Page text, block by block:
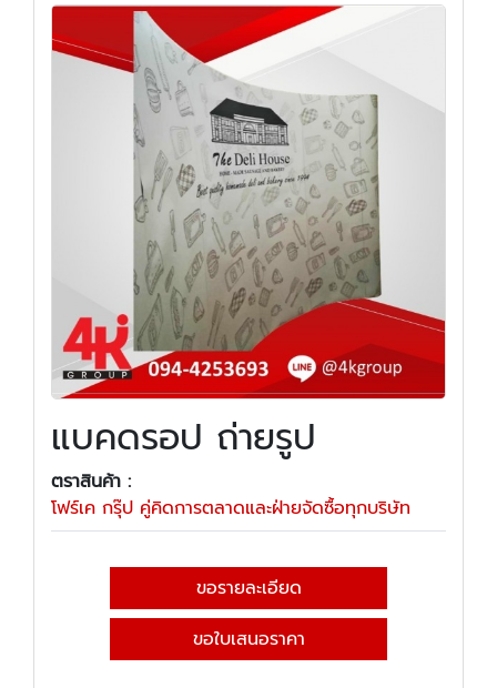
แบคดรอป ถ่ายรูป
ตราสินค้า :
โฟร์เค กรุ๊ป คู่คิดการตลาดและฝ่ายจัดซื้อทุกบริษัท
ขอรายละเอียด
ขอใบเสนอราคา